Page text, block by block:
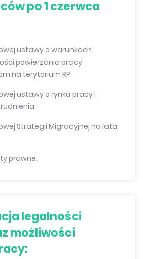
po 1 czerwca
ustawy o warunkach
powierzania pracy
na terytorium RP;
ustawy o rynku pracy i
Strategii Migracyjnej na lata
prawne.
legalności
możliwości